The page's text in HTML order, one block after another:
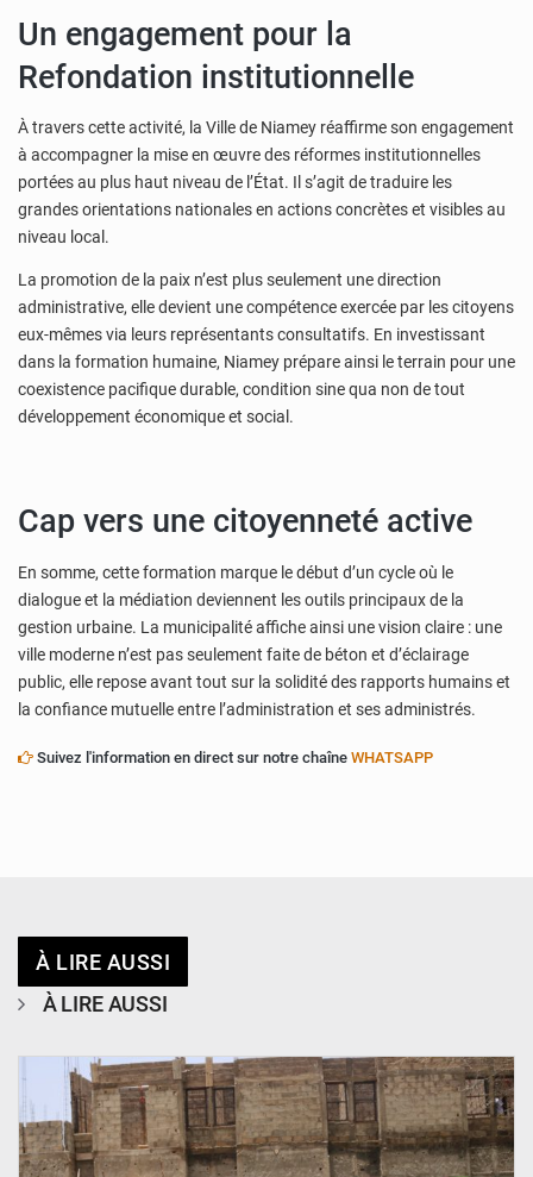
Un engagement pour la
Refondation institutionnelle
À travers cette activité, la Ville de Niamey réaffirme son engagement
à accompagner la mise en œuvre des réformes institutionnelles
portées au plus haut niveau de l’État. Il s’agit de traduire les
grandes orientations nationales en actions concrètes et visibles au
niveau local.
La promotion de la paix n’est plus seulement une direction
administrative, elle devient une compétence exercée par les citoyens
eux-mêmes via leurs représentants consultatifs. En investissant
dans la formation humaine, Niamey prépare ainsi le terrain pour une
coexistence pacifique durable, condition sine qua non de tout
développement économique et social.
Cap vers une citoyenneté active
En somme, cette formation marque le début d’un cycle où le
dialogue et la médiation deviennent les outils principaux de la
gestion urbaine. La municipalité affiche ainsi une vision claire : une
ville moderne n’est pas seulement faite de béton et d’éclairage
public, elle repose avant tout sur la solidité des rapports humains et
la confiance mutuelle entre l’administration et ses administrés.
Suivez l'information en direct sur notre chaîne WHATSAPP
À LIRE AUSSI
À LIRE AUSSI